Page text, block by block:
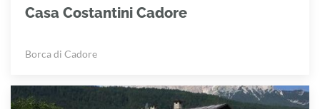
Casa Costantini Cadore
Borca di Cadore